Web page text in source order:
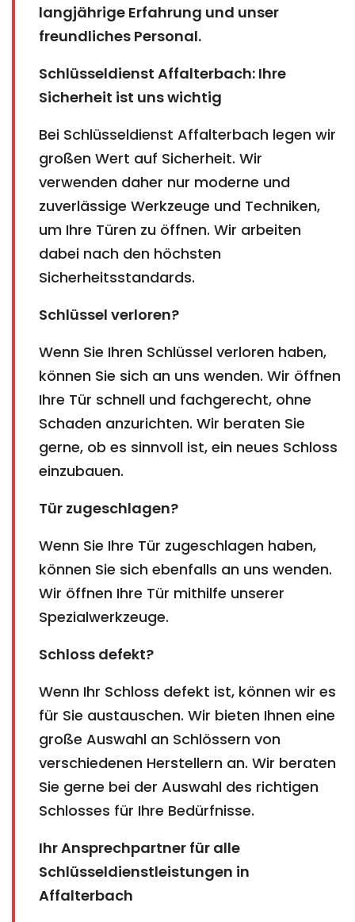
langjährige Erfahrung und unser
freundliches Personal.
Schlüsseldienst Affalterbach: Ihre
Sicherheit ist uns wichtig
Bei Schlüsseldienst Affalterbach legen wir
großen Wert auf Sicherheit. Wir
verwenden daher nur moderne und
zuverlässige Werkzeuge und Techniken,
um Ihre Türen zu öffnen. Wir arbeiten
dabei nach den höchsten
Sicherheitsstandards.
Schlüssel verloren?
Wenn Sie Ihren Schlüssel verloren haben,
können Sie sich an uns wenden. Wir öffnen
Ihre Tür schnell und fachgerecht, ohne
Schaden anzurichten. Wir beraten Sie
gerne, ob es sinnvoll ist, ein neues Schloss
einzubauen.
Tür zugeschlagen?
Wenn Sie Ihre Tür zugeschlagen haben,
können Sie sich ebenfalls an uns wenden.
Wir öffnen Ihre Tür mithilfe unserer
Spezialwerkzeuge.
Schloss defekt?
Wenn Ihr Schloss defekt ist, können wir es
für Sie austauschen. Wir bieten Ihnen eine
große Auswahl an Schlössern von
verschiedenen Herstellern an. Wir beraten
Sie gerne bei der Auswahl des richtigen
Schlosses für Ihre Bedürfnisse.
Ihr Ansprechpartner für alle
Schlüsseldienstleistungen in
Affalterbach